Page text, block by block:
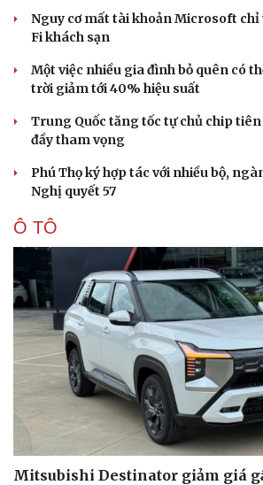
Sức khỏe
Dinh dưỡng - món ngon
Cây thuốc
Sản phụ khoa
Nhi khoa
Nam khoa
Làm đẹp - giảm cân
Phòng mạch online
Ăn sạch sống khỏe
Đời
Nhà đẹp
Blog
Tình
Nguy cơ mất tài khoản Microsoft chỉ
Fi khách sạn
Một việc nhiều gia đình bỏ quên có
trời giảm tới 40% hiệu suất
Trung Quốc tăng tốc tự chủ chip tiên
đầy tham vọng
Phú Thọ ký hợp tác với nhiều bộ,
Nghị quyết 57
Ô TÔ
Mitsubishi Destinator giảm giá